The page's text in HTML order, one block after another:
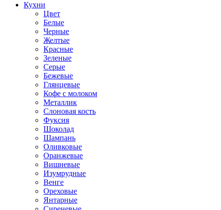
Кухни
Цвет
Белые
Черные
Желтые
Красные
Зеленые
Серые
Бежевые
Глянцевые
Кофе с молоком
Металлик
Слоновая кость
Фуксия
Шоколад
Шампань
Оливковые
Оранжевые
Вишневые
Изумрудные
Венге
Ореховые
Янтарные